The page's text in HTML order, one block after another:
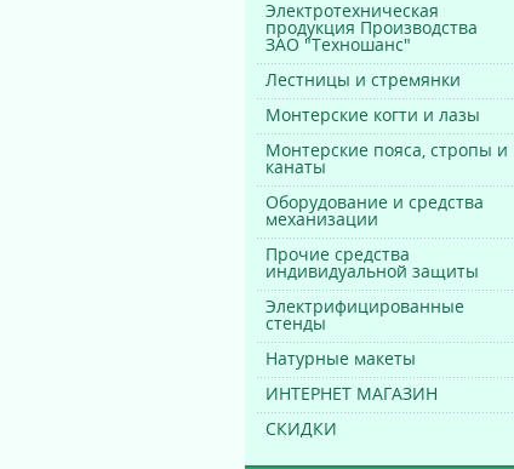
Электротехническая
продукция Производства
ЗАО "Техношанс"
Лестницы и стремянки
Монтерские когти и лазы
Монтерские пояса, стропы и
канаты
Оборудование и средства
механизации
Прочие средства
индивидуальной защиты
Электрифицированные
стенды
Натурные макеты
ИНТЕРНЕТ МАГАЗИН
СКИДКИ